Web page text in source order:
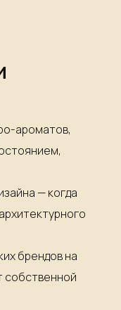
ароматов,
— когда
брендов на
собственной